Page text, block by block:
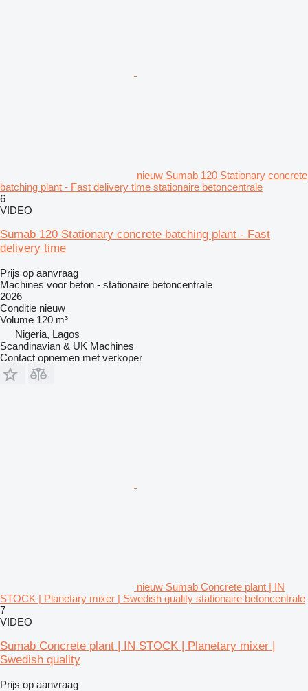
nieuw Sumab 120 Stationary concrete
batching plant - Fast delivery time stationaire betoncentrale
6
VIDEO
Sumab 120 Stationary concrete batching plant - Fast
delivery time
Prijs op aanvraag
Machines voor beton - stationaire betoncentrale
2026
Conditie nieuw
Volume 120 m³
Nigeria, Lagos
Scandinavian & UK Machines
Contact opnemen met verkoper
nieuw Sumab Concrete plant | IN
STOCK | Planetary mixer | Swedish quality stationaire betoncentrale
7
VIDEO
Sumab Concrete plant | IN STOCK | Planetary mixer |
Swedish quality
Prijs op aanvraag